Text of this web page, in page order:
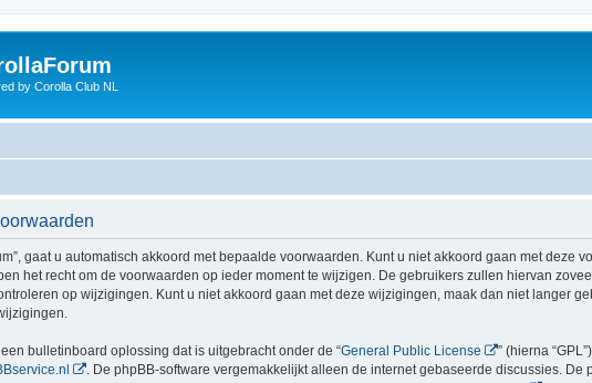
by Corolla Club NL
gaat u automatisch akkoord met bepaalde voorwaarden. Kunt u niet akkoord gaan met deze
het recht om de voorwaarden op ieder moment te wijzigen. De gebruikers zullen hiervan
op wijzigingen. Kunt u niet akkoord gaan met deze wijzigingen, maak dan niet langer
bulletinboard oplossing dat is uitgebracht onder de “General Public License ” (hierna
. De phpBB-software vergemakkelijkt alleen de internet gebaseerde discussies.